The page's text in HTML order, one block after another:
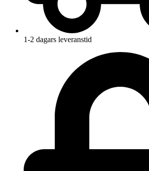
1-2 dagars leveranstid